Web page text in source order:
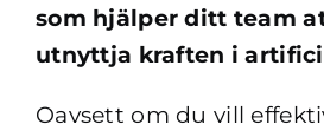
som hjälper ditt team
utnyttja kraften i
Oavsett om du vill